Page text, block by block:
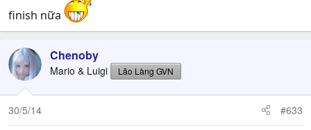
Drive mode: Không Ultimate, không Awaken, Team
combat ( kết hợp cả 3 kiểu attack, balance và guard của
finish nữa
Chenoby
Mario & Luigi Lão Làng GVN
30/5/14 #633